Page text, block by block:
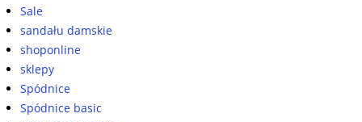
Sale
sandału damskie
shoponline
sklepy
Spódnice
Spódnice basic